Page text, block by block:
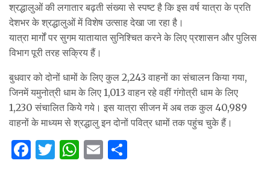
श्रद्धालुओं की लगातार बढ़ती संख्या से स्पष्ट है कि इस वर्ष यात्रा के प्रति
देशभर के श्रद्धालुओं में विशेष उत्साह देखा जा रहा है।
यात्रा मार्गों पर सुगम यातायात सुनिश्चित करने के लिए प्रशासन और पुलिस
विभाग पूरी तरह सक्रिय हैं।
बुधवार को दोनों धामों के लिए कुल 2,243 वाहनों का संचालन किया गया,
जिनमें यमुनोत्री धाम के लिए 1,013 वाहन रहे वहीं गंगोत्री धाम के लिए
1,230 संचालित किये गये। इस यात्रा सीजन में अब तक कुल 40,989
वाहनों के माध्यम से श्रद्धालु इन दोनों पवित्र धामों तक पहुंच चुके हैं।
F
T
W E